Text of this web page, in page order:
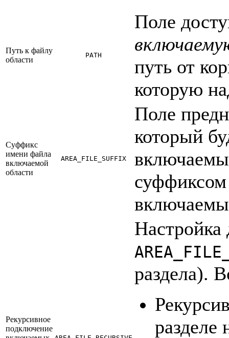
Путь к файлу
области
PATH
Поле
путь от
которую
Суффикс
имени файла
включаемой
области
AREA_FILE_SUFFIX
Поле
который
суффиксом
Рекурсивное
подключение
Настройка
раздела).
разделе